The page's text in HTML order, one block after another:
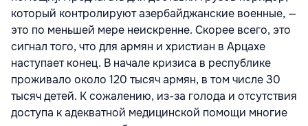
который контролируют азербайджанские военные, —
это по меньшей мере неискренне. Скорее всего, это
сигнал того, что для армян и христиан в Арцахе
наступает конец. В начале кризиса в республике
проживало около 120 тысяч армян, в том числе 30
тысяч детей. К сожалению, из-за голода и отсутствия
доступа к адекватной медицинской помощи многие